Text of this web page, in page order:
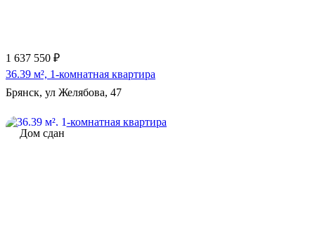
1 637 550 ₽
36.39 м², 1-комнатная квартира
Брянск, ул Желябова, 47
Дом сдан